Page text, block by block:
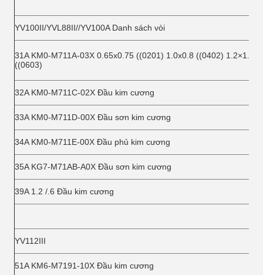
YV100II/YVL88II//YV100A Danh sách vòi
31A KM0-M711A-03X 0.65x0.75 ((0201) 1.0x0.8 ((0402) 1.2×1.0
((0603)
32A KM0-M711C-02X Đầu kim cương
33A KM0-M711D-00X Đầu sơn kim cương
34A KM0-M711E-00X Đầu phủ kim cương
35A KG7-M71AB-A0X Đầu sơn kim cương
39A 1.2 /.6 Đầu kim cương
YV112III
51A KM6-M7191-10X Đầu kim cương